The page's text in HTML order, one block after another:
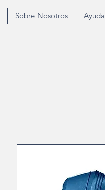
Sobre Nosotros Ayuda